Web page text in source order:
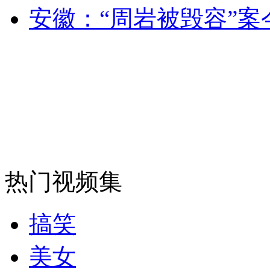
女孩北京地铁殴打老人 痛下狠手拳打脚踢
安徽一实载49人客车翻车
走！跟着总书记去植树
安徽：“周岩被毁容”
热门视频集
搞笑
美女